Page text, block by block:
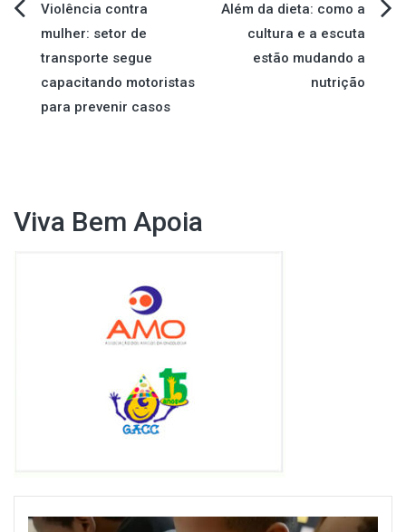
Navegação
de
Post
Violência contra
mulher: setor de
transporte segue
capacitando motoristas
para prevenir casos
Além da dieta: como a
cultura e a escuta
estão mudando a
nutrição
Viva Bem Apoia